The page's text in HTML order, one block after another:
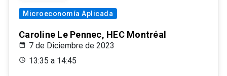
Microeconomía Aplicada
Caroline Le Pennec, HEC Montréal
7 de Diciembre de 2023
13:35 a 14:45